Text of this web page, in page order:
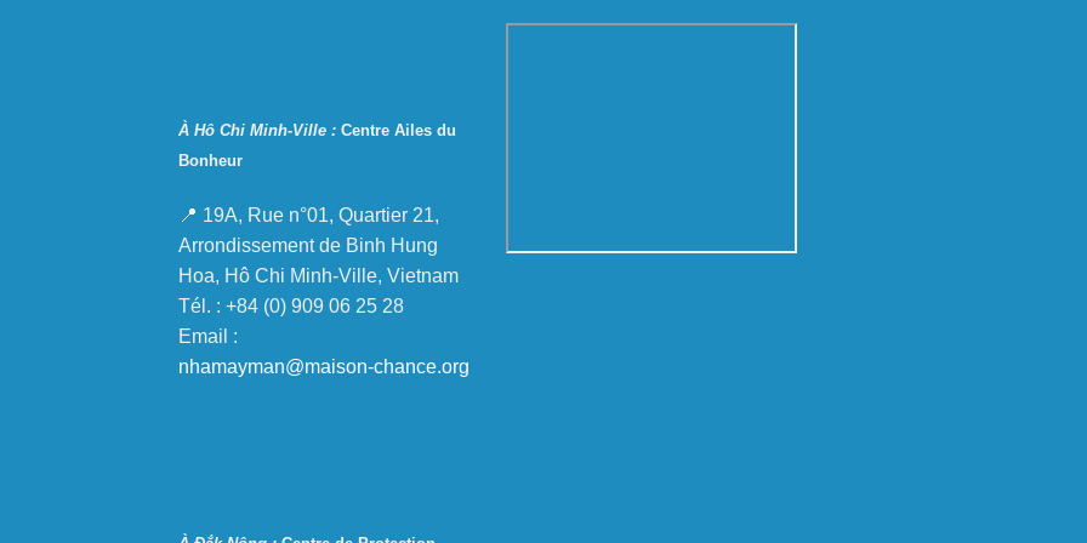
À Hô Chi Minh-Ville : Centre Ailes du
Bonheur
📍 19A, Rue n°01, Quartier 21,
Arrondissement de Binh Hung
Hoa, Hô Chi Minh-Ville, Vietnam
Tél. : +84 (0) 909 06 25 28
Email :
nhamayman@maison-chance.org